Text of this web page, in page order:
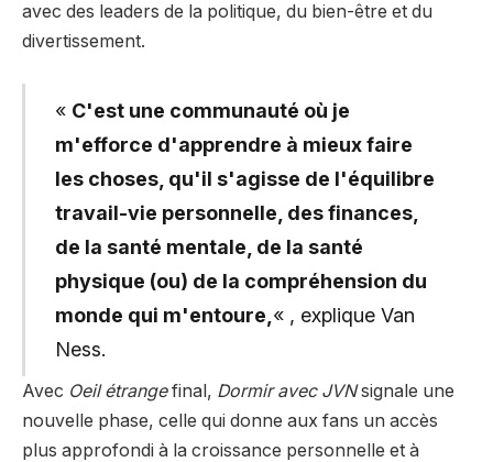
avec des leaders de la politique, du bien-être et du
divertissement.
« C'est une communauté où je
m'efforce d'apprendre à mieux faire
les choses, qu'il s'agisse de l'équilibre
travail-vie personnelle, des finances,
de la santé mentale, de la santé
physique (ou) de la compréhension du
monde qui m'entoure, « , explique Van
Ness.
Avec Oeil étrangefinal, Dormir avec JVNsignale une
nouvelle phase, celle qui donne aux fans un accès
plus approfondi à la croissance personnelle et à